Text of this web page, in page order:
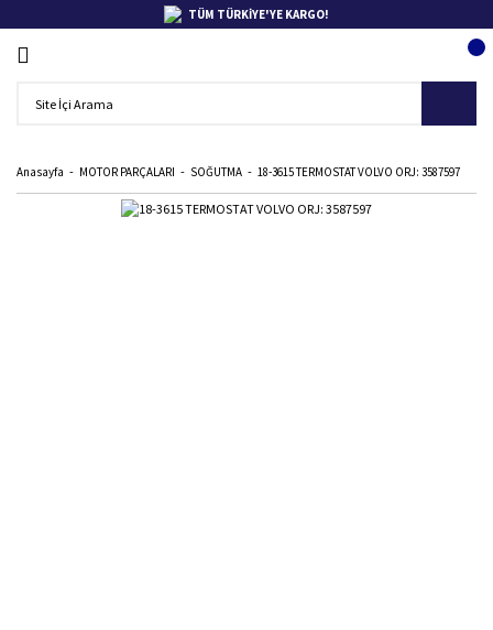
TÜM TÜRKİYE'YE KARGO!
Anasayfa MOTOR PARÇALARI SOĞUTMA 18-3615 TERMOSTAT VOLVO ORJ: 3587597